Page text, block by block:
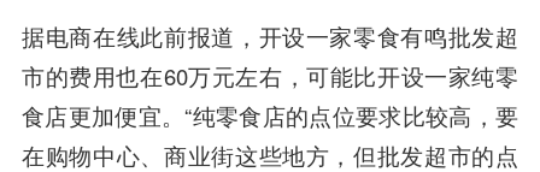
据电商在线此前报道，开设一家零食有鸣批发超
市的费用也在60万元左右，可能比开设一家纯零
食店更加便宜。“纯零食店的点位要求比较高，要
在购物中心、商业街这些地方，但批发超市的点